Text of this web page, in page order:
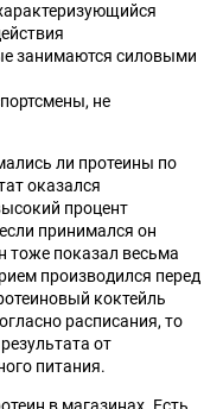
занимаются силовыми
не
ли протеины по
оказался
процент
принимался он
тоже показал весьма
производился перед
коктейль
расписания, то
от
питания.